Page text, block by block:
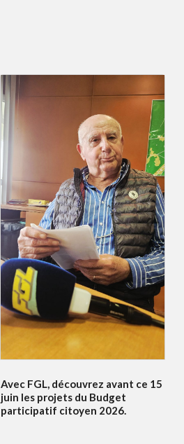
Avec FGL, découvrez avant ce 15
juin les projets du Budget
participatif citoyen 2026.